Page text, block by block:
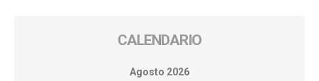
CALENDARIO
Agosto 2026